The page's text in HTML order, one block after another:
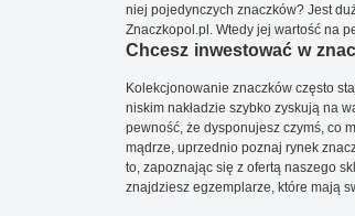
niej pojedynczych znaczków? Jest
Znaczkopol.pl. Wtedy jej wartość na
Chcesz inwestować w
Kolekcjonowanie znaczków często
niskim nakładzie szybko zyskują na
pewność, że dysponujesz czymś, co
mądrze, uprzednio poznaj rynek
to, zapoznając się z ofertą naszego
znajdziesz egzemplarze, które mają